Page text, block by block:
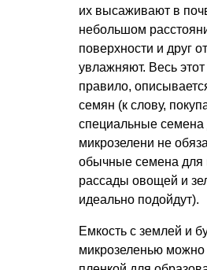
их высаживают в
небольшом
поверхности и друг
увлажняют. Весь этот
правило,
семян (к слову,
специальные семена
микрозелени не
обычные семена
рассады овощей и
идеально подойдут).
Емкость с землей и
микрозеленью можно